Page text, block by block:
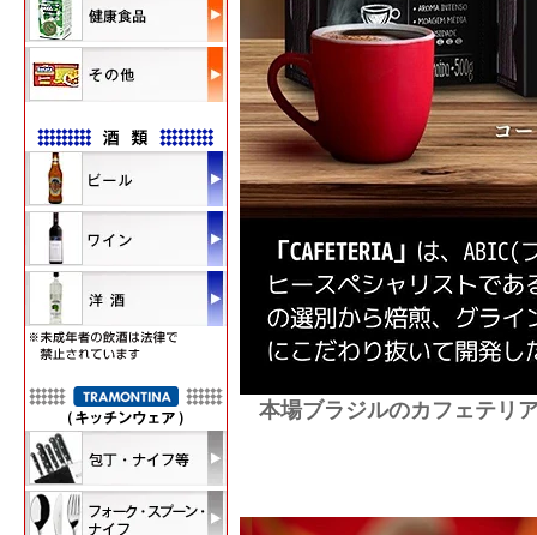
本場ブラジルのカフェテリ